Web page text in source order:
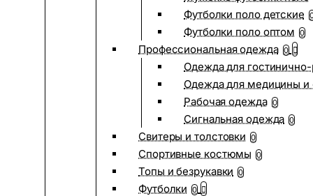
Футболки поло детские
Футболки поло оптом 0
Профессиональная одежда 0
Одежда для
Одежда для медицины и
Рабочая одежда 0
Сигнальная одежда 0
Свитеры и толстовки 0
Спортивные костюмы 0
Топы и безрукавки 0
Футболки 0